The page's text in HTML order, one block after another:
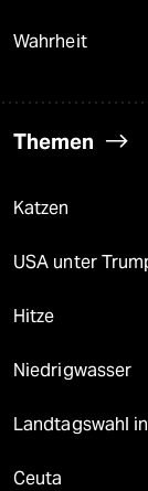
Wahrheit
Themen
Katzen
USA unter
Hitze
Niedrigwasser
Landtagswahl
Ceuta